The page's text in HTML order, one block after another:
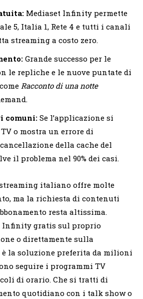
Mediaset Infinity permette
5, Italia 1, Rete 4 e tutti i canali
streaming a costo zero.
Grande successo per le
le repliche e le nuove puntate di
Racconto di una notte
comuni:Se l’applicazione si
o mostra un errore di
della cache del
il problema nel 90% dei casi.
italiano offre molte
ma la richiesta di contenuti
resta altissima.
Infinity gratis sul proprio
o direttamente sulla
è la soluzione preferita da milioni
seguire i programmi TV
di orario. Che si tratti di
quotidiano con i talk show o